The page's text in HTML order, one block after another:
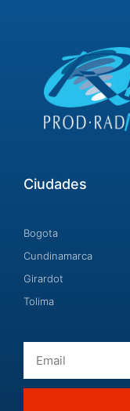
Ciudades
Bogota
Cundinamarca
Girardot
Tolima